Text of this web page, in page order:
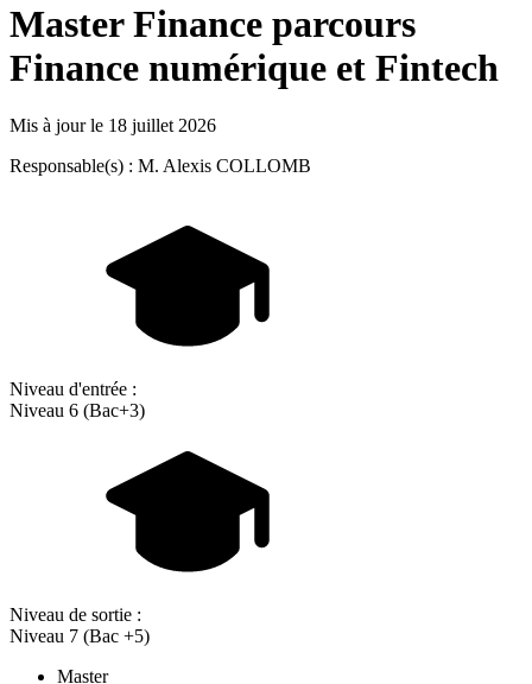
Master Finance parcours
Finance numérique et Fintech
Mis à jour le 18 juillet 2026
Responsable(s) : M. Alexis COLLOMB
Niveau d'entrée :
Niveau 6 (Bac+3)
Niveau de sortie :
Niveau 7 (Bac +5)
Master